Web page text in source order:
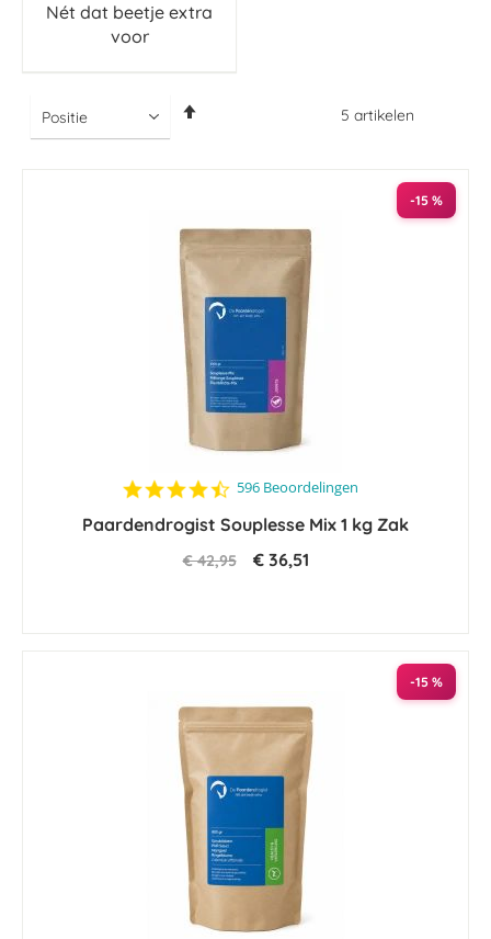
Nét dat beetje extra
voor
5 artikelen
-15 %
4.6
rating
596 Beoordelingen
Paardendrogist Souplesse Mix 1 kg Zak
€ 42,95 € 36,51
-15 %